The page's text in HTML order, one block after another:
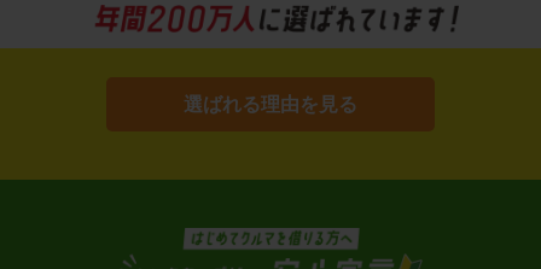
選ばれる理由を見る